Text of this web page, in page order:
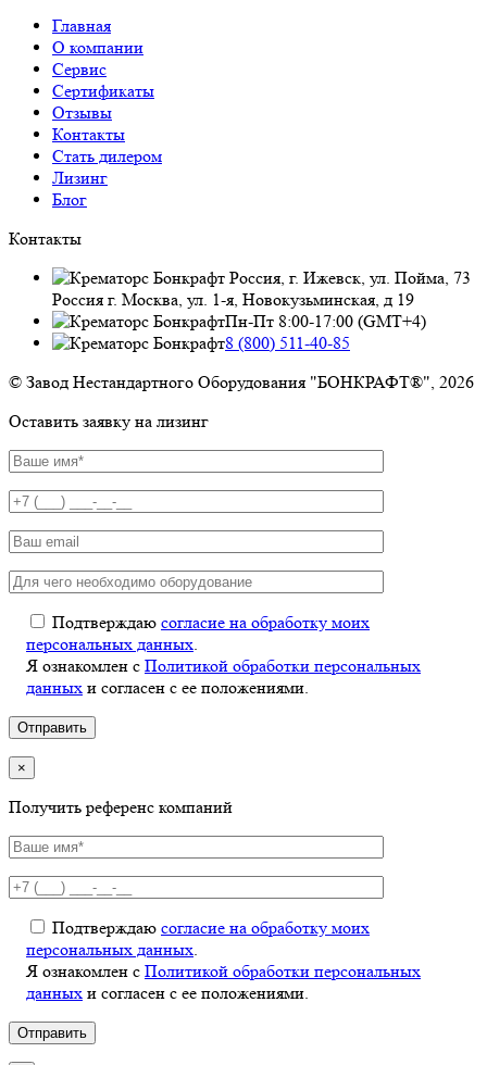
Главная
О компании
Сервис
Сертификаты
Отзывы
Контакты
Стать дилером
Лизинг
Блог
Контакты
Россия, г. Ижевск, ул. Пойма, 73
Россия г. Москва, ул. 1-я, Новокузьминская, д 19
Пн-Пт 8:00-17:00 (GMT+4)
8 (800) 511-40-85
© Завод Нестандартного Оборудования "БОНКРАФТ®", 2026
Оставить заявку на лизинг
Подтверждаю согласие на обработку моих
персональных данных
Я ознакомлен с Политикой обработки персональных
данных и согласен с ее положениями.
×
Получить референс компаний
Подтверждаю согласие на обработку моих
персональных данных
Я ознакомлен с Политикой обработки персональных
данных и согласен с ее положениями.